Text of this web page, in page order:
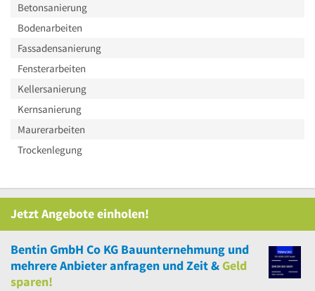
Betonsanierung
Bodenarbeiten
Fassadensanierung
Fensterarbeiten
Kellersanierung
Kernsanierung
Maurerarbeiten
Trockenlegung
Jetzt Angebote einholen!
Bentin GmbH Co KG Bauunternehmung und
mehrereAnbieter anfragen und Zeit &Geld
sparen!